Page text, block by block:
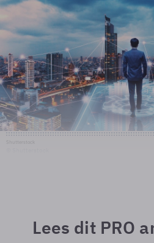
Lees dit PRO